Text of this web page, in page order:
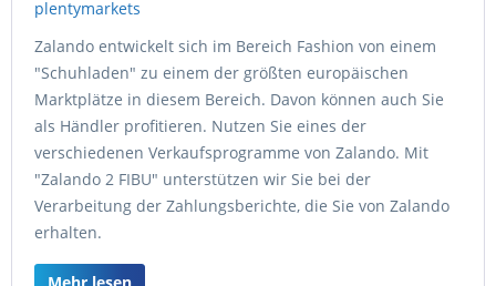
Zalando entwickelt sich im Bereich Fashion von einem
"Schuhladen" zu einem der größten europäischen
Marktplätze in diesem Bereich. Davon können auch Sie
als Händler profitieren. Nutzen Sie eines der
verschiedenen Verkaufsprogramme von Zalando. Mit
"Zalando 2 FIBU" unterstützen wir Sie bei der
Verarbeitung der Zahlungsberichte, die Sie von Zalando
erhalten.